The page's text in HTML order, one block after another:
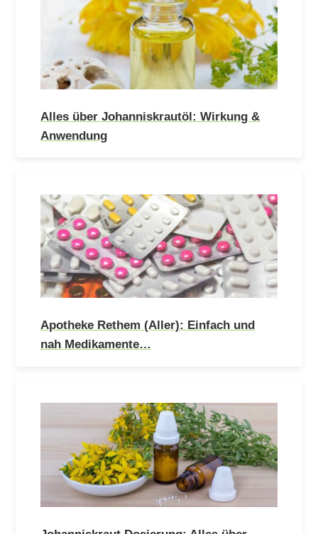
Alles über Johanniskrautöl: Wirkung &
Anwendung
Apotheke Rethem (Aller): Einfach und
nah Medikamente…